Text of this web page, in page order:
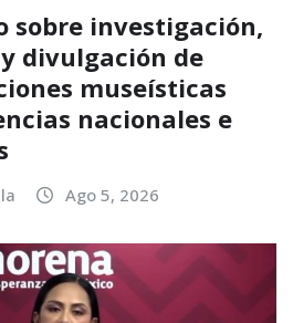
sobre investigación,
divulgación de
museísticas
nacionales e
Ago 5, 2026